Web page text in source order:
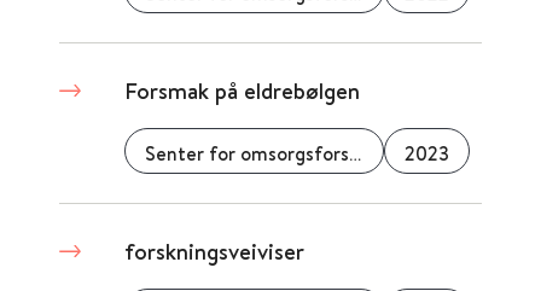
Forsmak på eldrebølgen
Senter for omsorgsforskning 2023
forskningsveiviser